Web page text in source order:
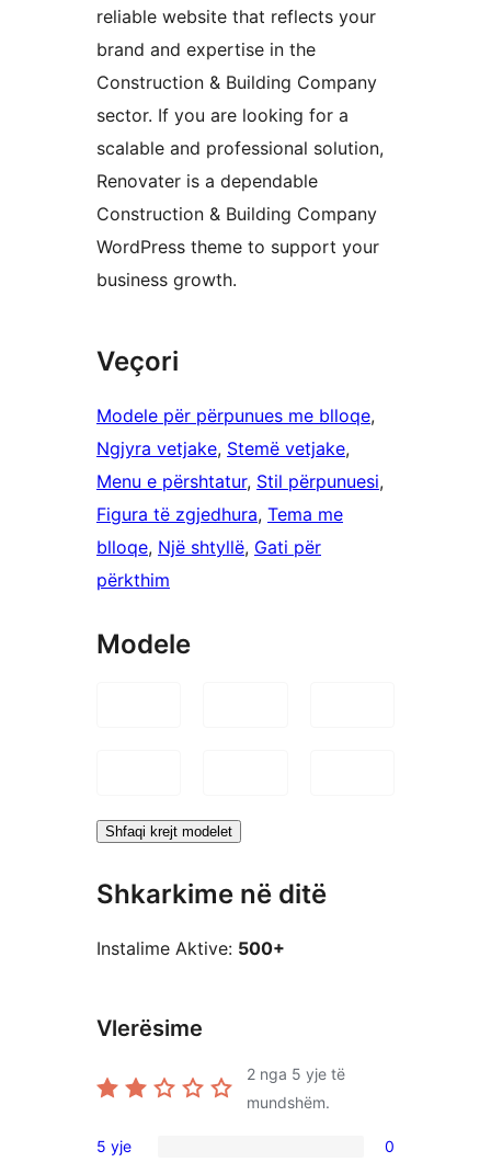
reliable website that reflects your
brand and expertise in the
Construction & Building Company
sector. If you are looking for a
scalable and professional solution,
Renovater is a dependable
Construction & Building Company
WordPress theme to support your
business growth.
Veçori
Modele për përpunues me blloqe
Ngjyra vetjake, Stemë vetjake
Menu e përshtatur, Stil përpunuesi
Figura të zgjedhura, Tema me
blloqe, Një shtyllë, Gati për
përkthim
Modele
Shfaqi krejt modelet
Shkarkime në ditë
Instalime Aktive: 500+
Vlerësime
2 nga 5 yje të
mundshëm.
0
5 yje 0